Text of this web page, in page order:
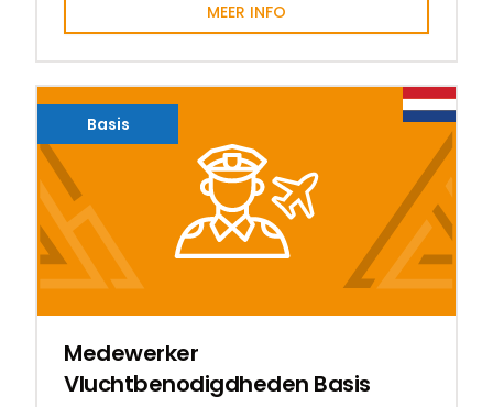
MEER INFO
Basis
Medewerker
Vluchtbenodigdheden Basis